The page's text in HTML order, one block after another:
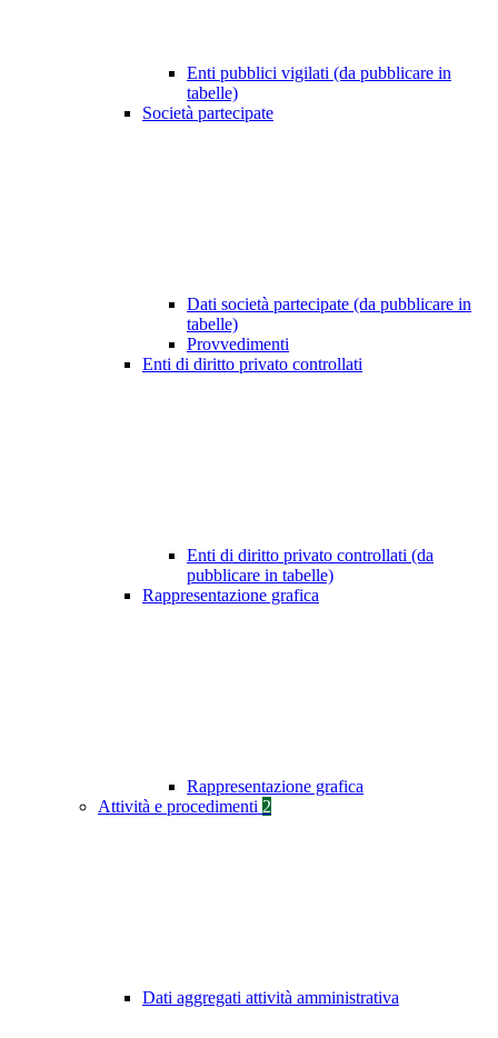
Enti pubblici vigilati (da pubblicare in
tabelle)
Società partecipate
Dati società partecipate (da pubblicare in
tabelle)
Provvedimenti
Enti di diritto privato controllati
Enti di diritto privato controllati (da
pubblicare in tabelle)
Rappresentazione grafica
Rappresentazione grafica
Attività e procedimenti 2
Dati aggregati attività amministrativa